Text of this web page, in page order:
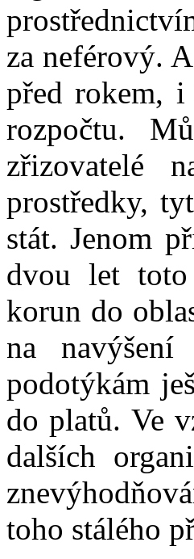
za neférový.
před rokem,
rozpočtu.
zřizovatelé
prostředky,
stát. Jenom
dvou let
korun do
na
podotýkám
do platů. Ve
dalších
toho stálého